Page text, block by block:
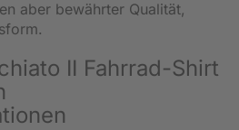
aber bewährter Qualität,
II Fahrrad-Shirt